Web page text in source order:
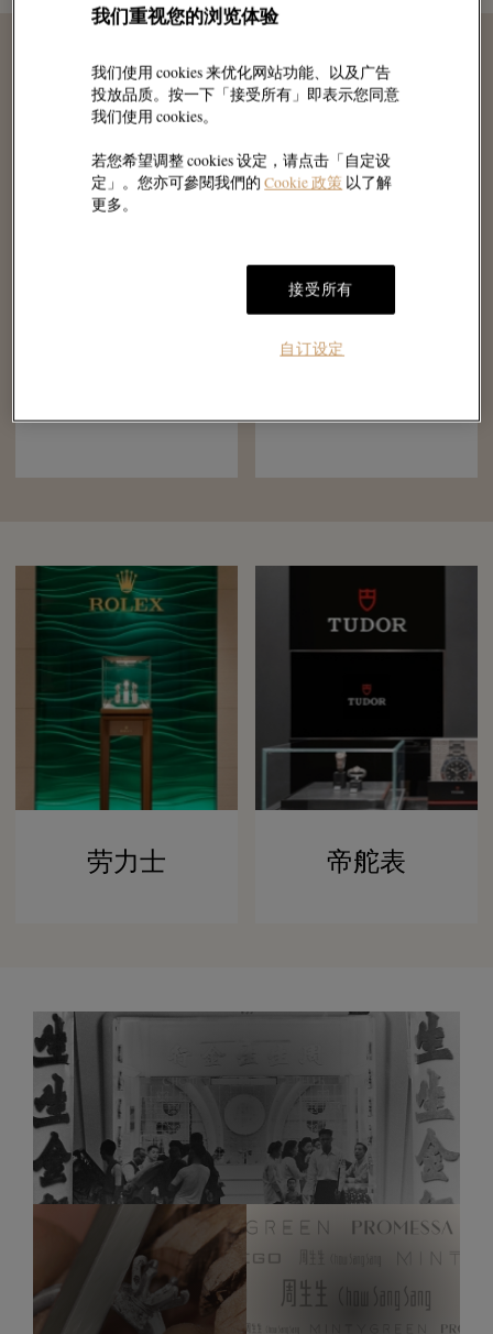
劳力士 帝舵表
我们重视您的浏览体验
我们使用 cookies 来优化网站功能、以及广告
投放品质。按一下「接受所有」即表示您同意
我们使用 cookies。
若您希望调整 cookies 设定，请点击「自定设
定」。您亦可參閱我們的Cookie 政策 以了解
更多。
接受所有
自订设定